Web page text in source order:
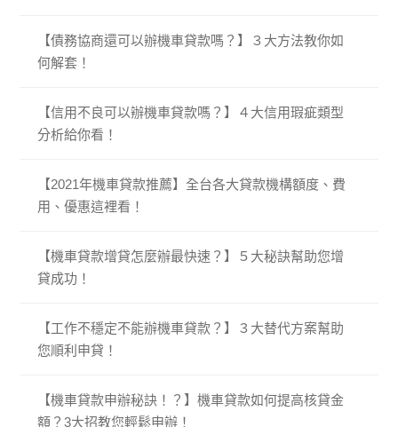
【債務協商還可以辦機車貸款嗎？】３大方法教你如
何解套！
【信用不良可以辦機車貸款嗎？】４大信用瑕疵類型
分析給你看！
【2021年機車貸款推薦】全台各大貸款機構額度、費
用、優惠這裡看！
【機車貸款增貸怎麼辦最快速？】５大秘訣幫助您增
貸成功！
【工作不穩定不能辦機車貸款？】３大替代方案幫助
您順利申貸！
【機車貸款申辦秘訣！？】機車貸款如何提高核貸金
額？3大招教您輕鬆申辦！